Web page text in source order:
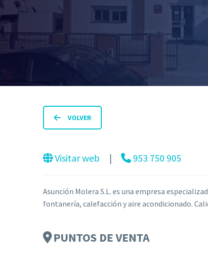
VOLVER
Visitar web ⠀|⠀ 953 750 905
Asunción Molera S.L. es una empresa
fontanería, calefacción y aire acondicionado.
PUNTOS DE VENTA